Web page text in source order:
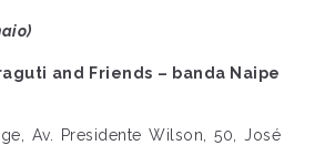
and Friends – banda Naipe
Av. Presidente Wilson, 50, José